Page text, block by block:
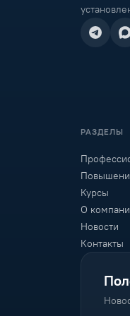
РАЗДЕЛЫ
Курсы
О
Новости
Контакты